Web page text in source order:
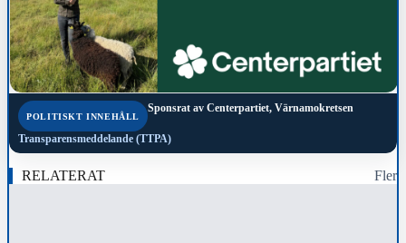
POLITISKT INNEHÅLL
Sponsrat av Centerpartiet, Värnamokretsen
Transparensmeddelande (TTPA)
RELATERAT Fler